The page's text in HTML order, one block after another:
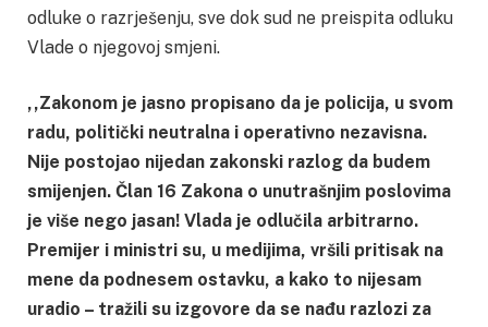
odluke o razrješenju, sve dok sud ne preispita odluku
Vlade o njegovoj smjeni.
,,Zakonom je jasno propisano da je policija, u svom
radu, politički neutralna i operativno nezavisna.
Nije postojao nijedan zakonski razlog da budem
smijenjen. Član 16 Zakona o unutrašnjim poslovima
je više nego jasan! Vlada je odlučila arbitrarno.
Premijer i ministri su, u medijima, vršili pritisak na
mene da podnesem ostavku, a kako to nijesam
uradio – tražili su izgovore da se nađu razlozi za